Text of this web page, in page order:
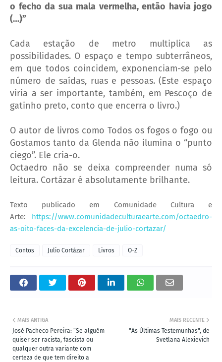
o fecho da sua mala vermelha, então havia jogo
(…)”
Cada estação de metro multiplica as
possibilidades. O espaço e tempo subterrâneos,
em que todos coincidem, exponenciam-se pelo
número de saídas, ruas e pessoas. (Este espaço
viria a ser importante, também, em Pescoço de
gatinho preto, conto que encerra o livro.)
O autor de livros como Todos os fogos o fogo ou
Gostamos tanto da Glenda não ilumina o “punto
ciego”. Ele cria-o.
Octaedro não se deixa compreender numa só
leitura. Cortázar é absolutamente brilhante.
Texto publicado em Comunidade Cultura e
Arte: https://www.comunidadeculturaearte.com/octaedro-
as-oito-faces-da-excelencia-de-julio-cortazar/
Contos Julio Cortázar Livros O-Z
MAIS RECENTE
"As Últimas Testemunhas", de
Svetlana Alexievich
MAIS ANTIGA
José Pacheco Pereira: “Se alguém
quiser ser racista, fascista ou
qualquer outra variante com
certeza de que tem direito a